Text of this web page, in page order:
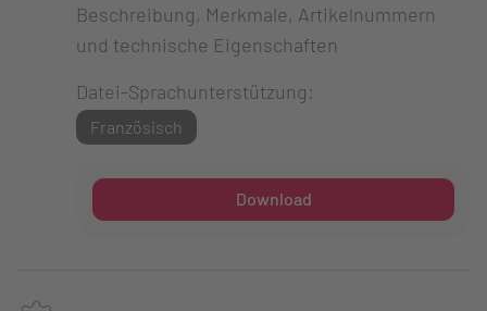
Beschreibung, Merkmale, Artikelnummern
und technische Eigenschaften
Datei-Sprachunterstützung:
Französisch
Download